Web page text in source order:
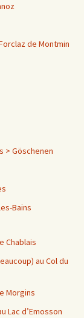
de Montmin
> Göschenen
Bains
Chablais
au Col du
Morgins
Lac d’Emosson